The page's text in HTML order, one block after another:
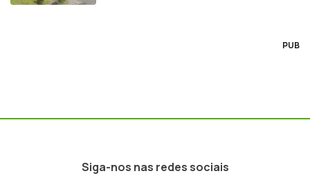
PUB
Siga-nos nas redes sociais